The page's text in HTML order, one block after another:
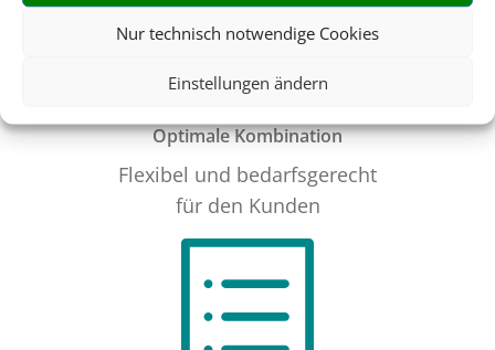
Nur technisch notwendige Cookies
Einstellungen ändern
Optimale Kombination
Flexibel und bedarfsgerecht
für den Kunden